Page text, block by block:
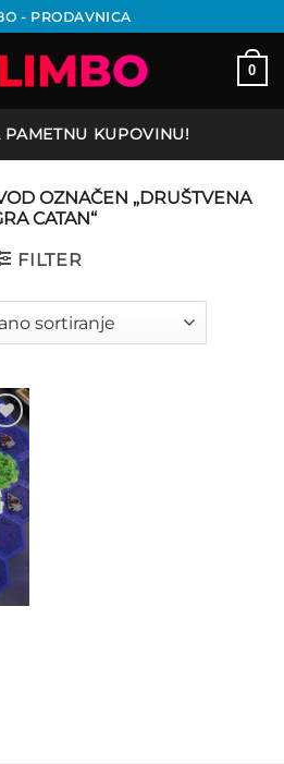
- PRODAVNICA
0
PAMETNU KUPOVINU!
OZNAČEN „DRUŠTVENA
CATAN“
FILTER
to